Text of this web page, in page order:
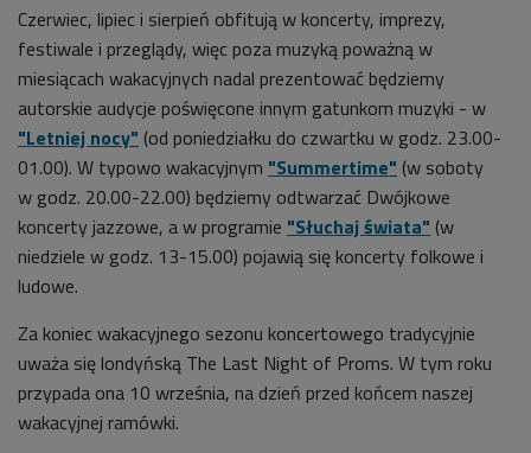
Czerwiec, lipiec i sierpień obfitują w koncerty, imprezy,
festiwale i przeglądy, więc poza muzyką poważną w
miesiącach wakacyjnych nadal prezentować będziemy
autorskie audycje poświęcone innym gatunkom muzyki - w
"Letniej nocy" (od poniedziałku do czwartku w godz. 23.00-
01.00). W typowo wakacyjnym "Summertime" (w soboty
w godz. 20.00-22.00) będziemy odtwarzać Dwójkowe
koncerty jazzowe, a w programie "Słuchaj świata" (w
niedziele w godz. 13-15.00) pojawią się koncerty folkowe i
ludowe.
Za koniec wakacyjnego sezonu koncertowego tradycyjnie
uważa się londyńską The Last Night of Proms. W tym roku
przypada ona 10 września, na dzień przed końcem naszej
wakacyjnej ramówki.